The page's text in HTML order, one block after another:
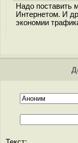
Надо поставить
Интернетом. И
экономии